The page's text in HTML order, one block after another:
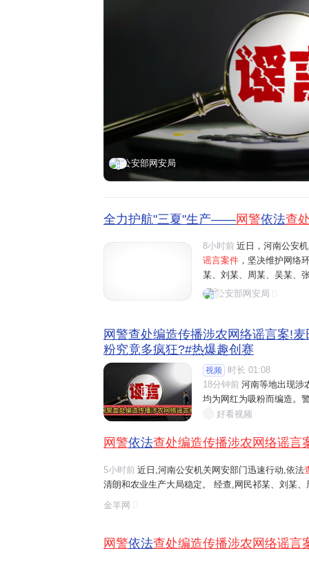
公安部网安局
全力护航"三夏"生产——网警依法查
8小时前 近日，河南公安
谣言案件 ，坚决维护网络
某、刘某、周某、吴某、
阳、商丘、周口、济源等
公安部网安局
网警查处编造传播涉农网络谣言案!
粉究竟多疯狂?#热爆趣创赛

视频
时长 01:08
18分钟前 河南等地出现涉
均为网红为吸粉而编造。
好看视频
网警依法查处编造传播涉农网络谣言
5小时前 近日,河南公安机关网安部门迅速行动,依法
清朗和农业生产大局稳定。 经查,网民祁某、刘某
等多人发布涉安阳、商丘、周口、济源等地"毁粮
网络谣言信息,引发大范围
金羊网
网警依法查处编造传播涉农网络谣言